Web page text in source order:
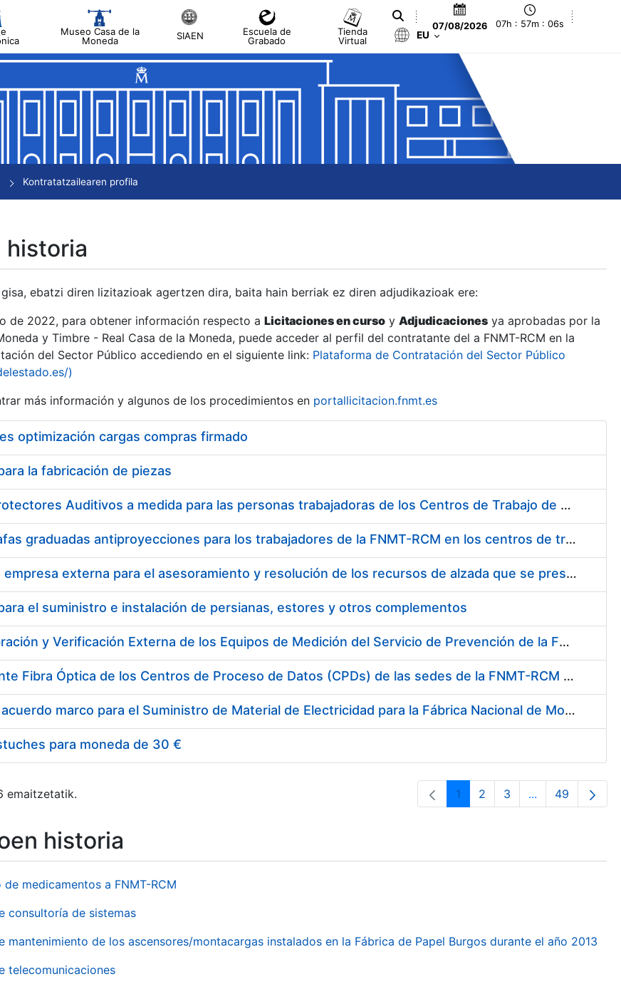
Museo Casa de la
Moneda
SIAEN
Escuela de
Grabado
Tienda
Virtual
07/08/2026 07h : 57m : 07s
EU
Kontratatzailearen profila
historia
ebatzi diren lizitazioak agertzen dira, baita hain berriak ez diren adjudikazioak ere:
de 2022, para obtener información respecto a Licitaciones en curso y Adjudicaciones ya aprobadas por la
y Timbre - Real Casa de la Moneda, puede acceder al perfil del contratante del a FNMT-RCM en la
del Sector Público accediendo en el siguiente link: Plataforma de Contratación del Sector Público
)
más información y algunos de los procedimientos en portallicitacion.fnmt.es
optimización cargas compras firmado
la fabricación de piezas
Suministro de Protectores Auditivos a medida para las personas trabajadoras de los Centros de Trabajo de Madrid y Burgos
Suministro de gafas graduadas antiproyecciones para los trabajadores de la FNMT-RCM en los centros de trabajo de Madrid y Burgos
Servicios de una empresa externa para el asesoramiento y resolución de los recursos de alzada que se presentan relacionados con procesos de selección para la FNMT-RCM
el suministro e instalación de persianas, estores y otros complementos
Servicio de Calibración y Verificación Externa de los Equipos de Medición del Servicio de Prevención de la FNMT-RCM
Conexión mediante Fibra Óptica de los Centros de Proceso de Datos (CPDs) de las sedes de la FNMT-RCM de Burgos y Madrid
Contratación de acuerdo marco para el Suministro de Material de Electricidad para la Fábrica Nacional de Moneda y Timbre-Real Casa de la Moneda en su centro de trabajo de Burgos
para moneda de 30 €
emaitzetatik. Orrialdea
1 Orrialdea
2 Orrialdea
3 ...Intermediate
Orrialdea
49
historia
de medicamentos a FNMT-RCM
consultoría de sistemas
mantenimiento de los ascensores/montacargas instalados en la Fábrica de Papel Burgos durante el año 2013
telecomunicaciones